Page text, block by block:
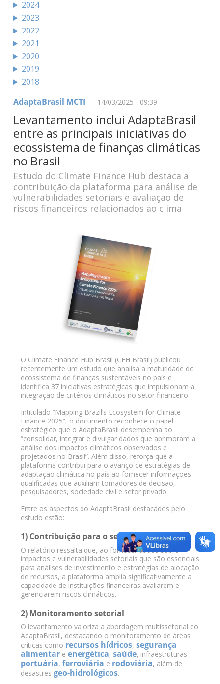
AdaptaBrasil MCTI 14/03/2025 - 09:39
Levantamento inclui AdaptaBrasil
entre as principais iniciativas do
ecossistema de finanças climáticas
no Brasil
Estudo do Climate Finance Hub destaca a
contribuição da plataforma para análise de
vulnerabilidades setoriais e avaliação de
riscos financeiros relacionados ao clima
O Climate Finance Hub Brasil (CFH Brasil) publicou
recentemente um estudo que analisa a maturidade do
ecossistema de finanças sustentáveis no país e
identifica 37 iniciativas estratégicas que impulsionam a
integração de critérios climáticos no setor financeiro.
Intitulado “Mapping Brazil’s Ecosystem for Climate
Finance 2025”, o documento reconhece o papel
estratégico que o AdaptaBrasil desempenha ao
“consolidar, integrar e divulgar dados que aprimoram a
análise dos impactos climáticos observados e
projetados no Brasil”. Além disso, reforça que a
plataforma contribui para o avanço de estratégias de
adaptação climática no país ao fornecer informações
qualificadas que auxiliam tomadores de decisão,
pesquisadores, sociedade civil e setor privado.
Entre os aspectos do AdaptaBrasil destacados pelo
estudo estão:
1) Contribuição para o setor financeiro
O relatório ressalta que, ao fornecer dados sobre
impactos e vulnerabilidades setoriais que são essenciais
para análises de investimento e estratégias de alocação
de recursos, a plataforma amplia significativamente a
capacidade de instituições financeiras avaliarem e
gerenciarem riscos climáticos.
2) Monitoramento setorial
O levantamento valoriza a abordagem multissetorial do
AdaptaBrasil, destacando o monitoramento de áreas
críticas como recursos hídricos, segurança
alimentar e energética, saúde, infraestruturas
portuária, ferroviária e rodoviária, além de
desastres geo-hidrológicos.
2024
2023
2022
2021
2020
2019
2018